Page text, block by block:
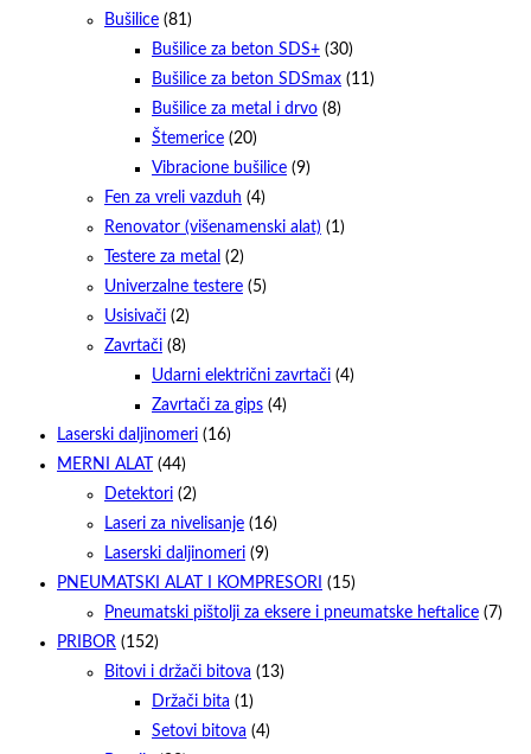
Bušilice (81)
Bušilice za beton SDS+ (30)
Bušilice za beton SDSmax (11)
Bušilice za metal i drvo (8)
Štemerice (20)
Vibracione bušilice (9)
Fen za vreli vazduh (4)
Renovator (višenamenski alat) (1)
Testere za metal (2)
Univerzalne testere (5)
Usisivači (2)
Zavrtači (8)
Udarni električni zavrtači (4)
Zavrtači za gips (4)
Laserski daljinomeri (16)
MERNI ALAT
(44)
Detektori (2)
Laseri za nivelisanje (16)
Laserski daljinomeri (9)
PNEUMATSKI ALAT I KOMPRESORI
(15)
Pneumatski pištolji za eksere i pneumatske heftalice (7)
PRIBOR (152)
Bitovi i držači bitova (13)
Držači bita (1)
Setovi bitova (4)